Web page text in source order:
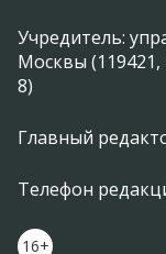
Учредитель:
Москвы (119421,
8)
Главный
Телефон
16+